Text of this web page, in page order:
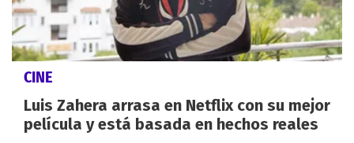
CINE
Luis Zahera arrasa en Netflix con su mejor
película y está basada en hechos reales